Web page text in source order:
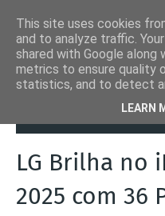
Alemanha
LG
LG Brilha no
2025 com 36
This site uses cookies
and to analyze traffic.
shared with Google
metrics to ensure quality
statistics, and to detect
LEARN